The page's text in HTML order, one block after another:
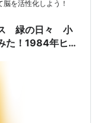
たけしたけしの
変えたさんま たけ
になっ…
を活性化しよう！
ス 緑の日々 小
た！1984年ヒッ
』